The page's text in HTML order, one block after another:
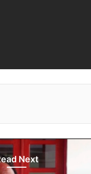
Next